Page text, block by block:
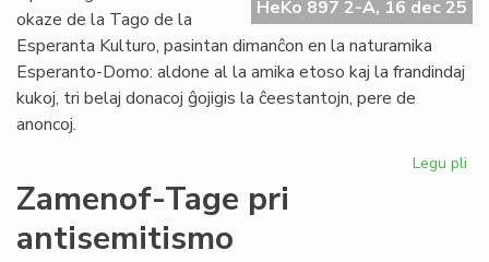
kaj
fondumo/
HeKo 897 2-A, 16 dec 25
okaze de la Tago de la
Esperanta Kulturo, pasintan dimanĉon en la naturamika
Esperanto-Domo: aldone al la amika etoso kaj la frandindaj
kukoj, tri belaj donacoj ĝojigis la ĉeestantojn, pere de
anoncoj.
Legu pli
Zamenof-Tage pri
antisemitismo